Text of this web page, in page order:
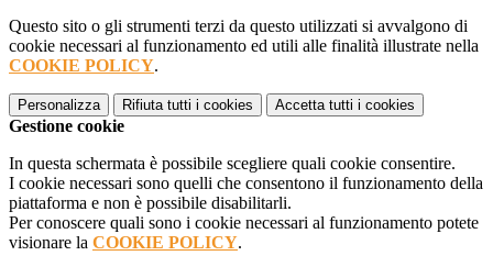
Questo sito o gli strumenti terzi da questo utilizzati si avvalgono di
cookie necessari al funzionamento ed utili alle finalità illustrate nella
COOKIE POLICY.
Personalizza Rifiuta tutti i cookies Accetta tutti i cookies
Gestione cookie
In questa schermata è possibile scegliere quali cookie consentire.
I cookie necessari sono quelli che consentono il funzionamento della
piattaforma e non è possibile disabilitarli.
Per conoscere quali sono i cookie necessari al funzionamento potete
visionare la COOKIE POLICY.